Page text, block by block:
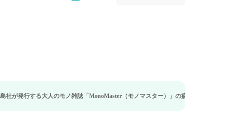
モノ雑誌「MonoMaster（モノマスター）」の疲労回復・睡眠の向上特集に当社のリカバ